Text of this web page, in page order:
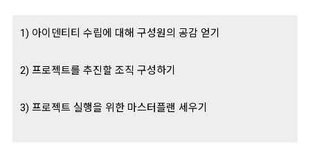
1) 아이덴티티 수립에 대해 구성원의 공감 얻기
2) 프로젝트를 추진할 조직 구성하기
3) 프로젝트 실행을 위한 마스터플랜 세우기